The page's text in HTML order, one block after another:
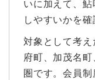
いに加えて、
しやすいかを確
対象として考
府町、加茂名
圏です。会員制